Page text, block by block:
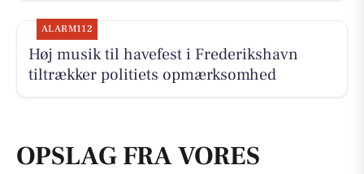
ALARM112
Høj musik til havefest i Frederikshavn
tiltrækker politiets opmærksomhed
OPSLAG FRA VORES